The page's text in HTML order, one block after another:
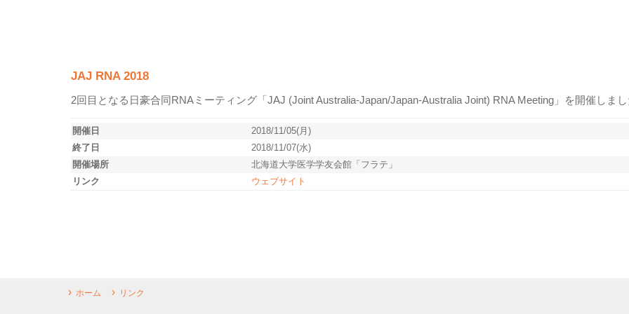
JAJ RNA 2018
2回目となる日豪合同RNAミーティング「JAJ (Joint Australia-Japan/Japan-Australia Joint) RNA Meeting」を開催しま
開催日
2018/11/05(月)
終了日
2018/11/07(水)
開催場所
北海道大学医学学友会館「フラテ」
リンク
ウェブサイト
ホーム リンク